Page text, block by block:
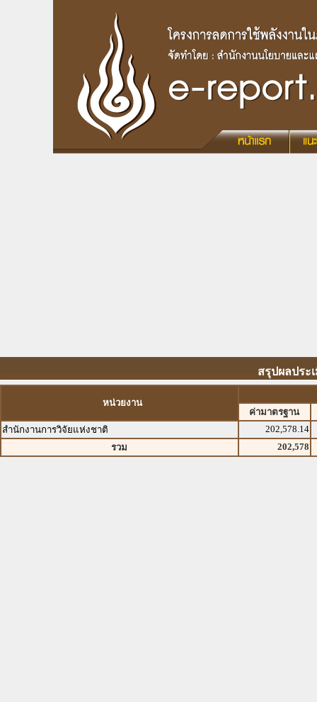
สรุปผลประ
หน่วยงาน
ค่ามาตรฐาน
สำนักงานการวิจัยแห่งชาติ
202,578.14
รวม
202,578